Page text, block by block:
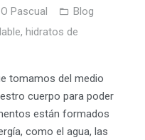
Pascual
Blog
, hidratos de
tomamos del medio
cuerpo para poder
están formados
como el agua, las